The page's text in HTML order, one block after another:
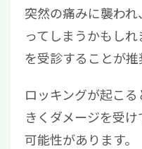
突然の痛みに襲わ
ってしまうかもし
を受診することが推
ロッキングが起こ
きくダメージを受
可能性があります。